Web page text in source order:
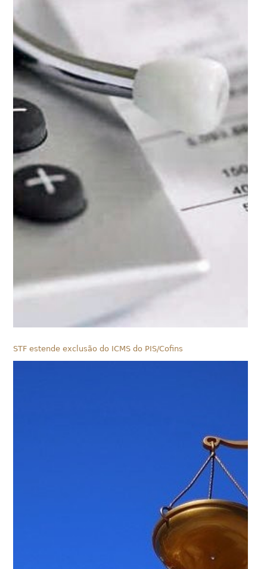
STF estende exclusão do ICMS do PIS/Cofins